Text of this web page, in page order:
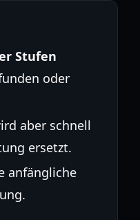
Stufen
oder
aber schnell
ersetzt.
anfängliche